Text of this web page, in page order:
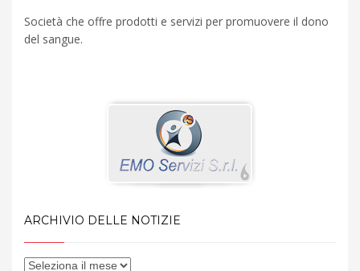
Società che offre prodotti e servizi per promuovere il dono
del sangue.
ARCHIVIO DELLE NOTIZIE